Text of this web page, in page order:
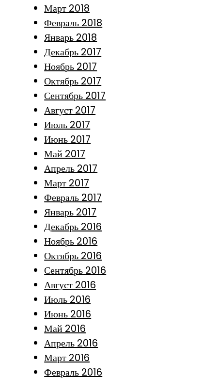
Март 2018
Февраль 2018
Январь 2018
Декабрь 2017
Ноябрь 2017
Октябрь 2017
Сентябрь 2017
Август 2017
Июль 2017
Июнь 2017
Май 2017
Апрель 2017
Март 2017
Февраль 2017
Январь 2017
Декабрь 2016
Ноябрь 2016
Октябрь 2016
Сентябрь 2016
Август 2016
Июль 2016
Июнь 2016
Май 2016
Апрель 2016
Март 2016
Февраль 2016